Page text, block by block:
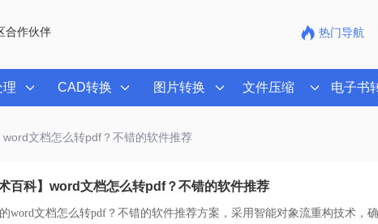
合作伙伴 热门导航
理 CAD转换 图片转换 文件压缩 电子书
文档怎么转pdf？不错的软件推荐
术百科】word文档怎么转pdf？不错的软件推荐
word文档怎么转pdf？不错的软件推荐方案，采用智能对象流重构技术，